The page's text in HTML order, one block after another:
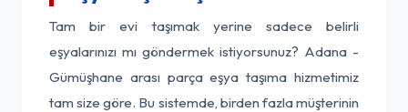
Tam bir evi taşımak yerine sadece belirli
eşyalarınızı mı göndermek istiyorsunuz? Adana -
Gümüşhane arası parça eşya taşıma hizmetimiz
tam size göre. Bu sistemde, birden fazla müşterinin